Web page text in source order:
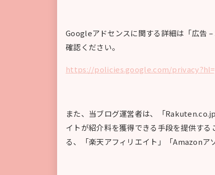
Googleアドセンスに関する詳細は「広告
確認ください。
https://policies.google.com/
また、当ブログ運営者は、「
イトが紹介料を獲得できる手段を提供す
る、「楽天アフィリエイト」「Amazonア